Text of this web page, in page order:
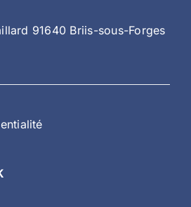
91640 Briis-sous-Forges